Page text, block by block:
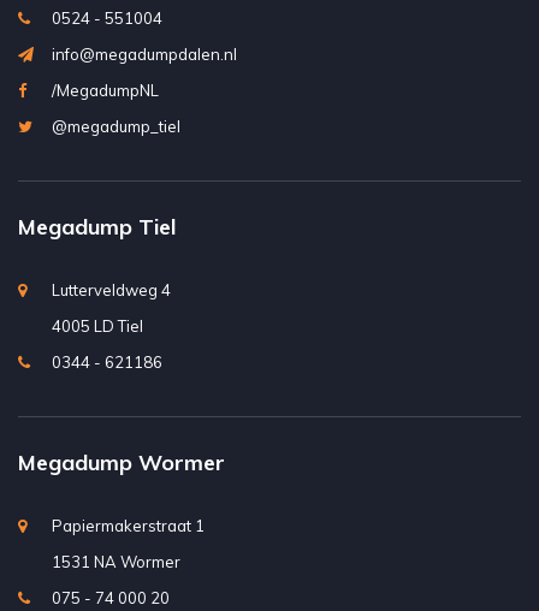
0524 - 551004
info@megadumpdalen.nl
/MegadumpNL
@megadump_tiel
Megadump Tiel
Lutterveldweg 4
4005 LD Tiel
0344 - 621186
Megadump Wormer
Papiermakerstraat 1
1531 NA Wormer
075 - 74 000 20